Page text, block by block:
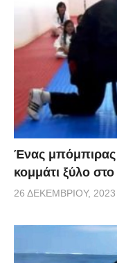
Ένας
κομμάτι ξύλο
26 ΔΕΚΕΜΒΡΊΟΥ, 2023